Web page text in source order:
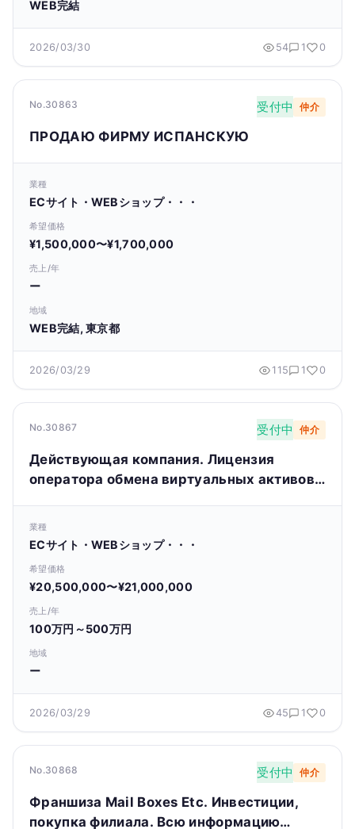
WEB完結
2026/03/30 54 1 0
No.30863 受付中 仲介
ПРОДАЮ ФИРМУ ИСПАНСКУЮ
業種
ECサイト・WEBショップ・・・
希望価格
¥1,500,000〜¥1,700,000
売上/年
ー
地域
WEB完結, 東京都
2026/03/29 115 1 0
No.30867 受付中 仲介
Действующая компания. Лицензия
оператора обмена виртуальных активов.
информацией на сайте.
業種
ECサイト・WEBショップ・・・
希望価格
¥20,500,000〜¥21,000,000
売上/年
100万円～500万円
地域
ー
2026/03/29 45 1 0
No.30868 受付中 仲介
Франшиза Mail Boxes Etc. Инвестиции,
покупка филиала. Всю информацию